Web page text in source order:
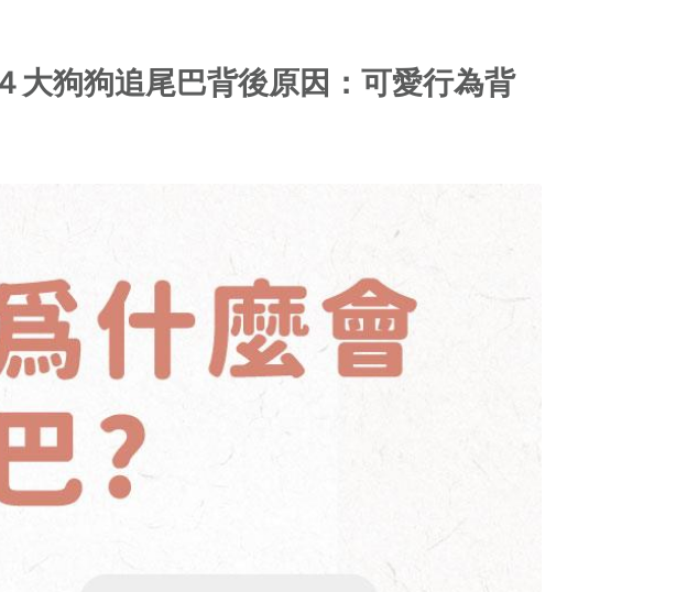
大狗狗追尾巴背後原因：可愛行為背